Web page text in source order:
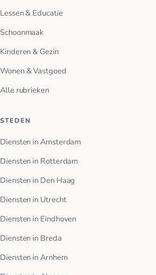
Lessen & Educatie
Schoonmaak
Kinderen & Gezin
Wonen & Vastgoed
Alle rubrieken
STEDEN
Diensten in Amsterdam
Diensten in Rotterdam
Diensten in Den Haag
Diensten in Utrecht
Diensten in Eindhoven
Diensten in Breda
Diensten in Arnhem